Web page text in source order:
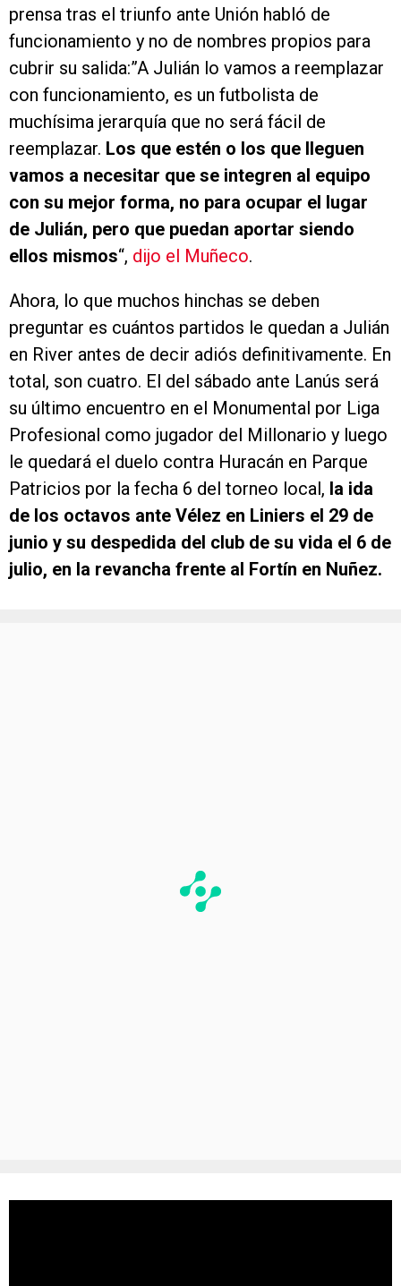
prensa tras el triunfo ante Unión habló de
funcionamiento y no de nombres propios para
cubrir su salida:”A Julián lo vamos a reemplazar
con funcionamiento, es un futbolista de
muchísima jerarquía que no será fácil de
reemplazar. Los que estén o los que lleguen
vamos a necesitar que se integren al equipo
con su mejor forma, no para ocupar el lugar
de Julián, pero que puedan aportar siendo
ellos mismos“, dijo el Muñeco.
Ahora, lo que muchos hinchas se deben
preguntar es cuántos partidos le quedan a Julián
en River antes de decir adiós definitivamente. En
total, son cuatro. El del sábado ante Lanús será
su último encuentro en el Monumental por Liga
Profesional como jugador del Millonario y luego
le quedará el duelo contra Huracán en Parque
Patricios por la fecha 6 del torneo local, la ida
de los octavos ante Vélez en Liniers el 29 de
junio y su despedida del club de su vida el 6 de
julio, en la revancha frente al Fortín en Nuñez.